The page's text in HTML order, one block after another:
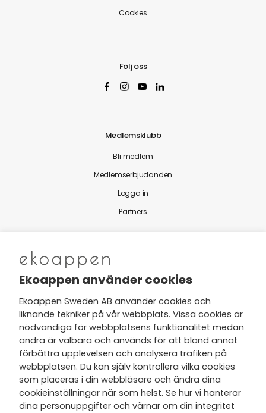
Cookies
Följ oss
Medlemsklubb
Bli medlem
Medlemserbjudanden
Logga in
Partners
Nytt från Ekoappen
Jag har tagit del av Ekoappens
personuppgifts- och
integritetspolicyoch tar gärna del
av nyheter, hälsotips och exklusiva
erbjudanden via min e-post.
Ekoappen använder cookies
Ekoappen Sweden AB använder cookies och
liknande tekniker på vår webbplats. Vissa cookies är
nödvändiga för webbplatsens funktionalitet medan
andra är valbara och används för att bland annat
förbättra upplevelsen och analysera trafiken på
webbplatsen. Du kan själv kontrollera vilka cookies
som placeras i din webbläsare och ändra dina
cookieinställningar när som helst. Se hur vi hanterar
dina personuppgifter och värnar om din integritet